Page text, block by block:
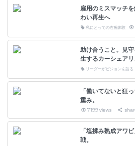
雇用のミスマッチ
わい再生へ
私にとっての右腕体験
助け合うこと。見
生するカーシェアリ
リーダーがビジョンを語る
「働いてないと狂
重み。
7199 views
「塩揉み熟成アワ
戦。